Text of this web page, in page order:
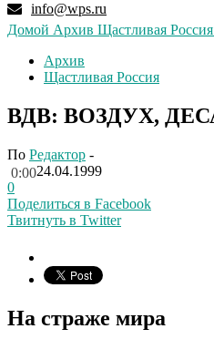
info@wps.ru
Домой Архив Щастливая Россия
Архив
Щастливая Россия
ВДВ: ВОЗДУХ,
По Редактор -
24.04.1999
0:00
0
Поделиться в Facebook
Твитнуть в Twitter
На страже мира